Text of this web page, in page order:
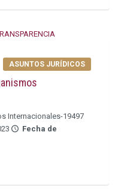
ASUNTOS JURÍDICOS
Internacionales-19497
Fecha de